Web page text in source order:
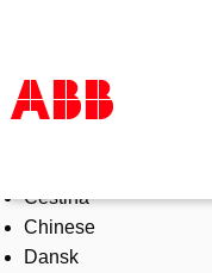
Products & Solutions
Industries
Services
Čeština
Chinese
Dansk